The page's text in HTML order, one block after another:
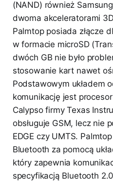
(NAND) również
dwoma akceleratorami
Palmtop posiada złącze
w formacie microSD
dwóch GB nie było
stosowanie kart nawet
Podstawowym układem
komunikację jest
Calypso firmy Texas
obsługuje GSM, lecz nie
EDGE czy UMTS.
Bluetooth za pomocą
który zapewnia
specyfikacją Bluetooth